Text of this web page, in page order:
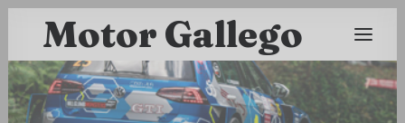
Motor Gallego